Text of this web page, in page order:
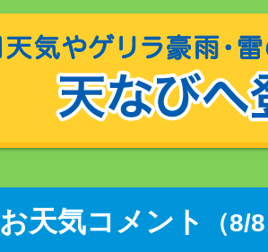
お天気コメント （8/